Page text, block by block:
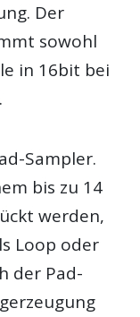
Der
sowohl
in 16bit bei
Sampler.
bis zu 14
werden,
Loop oder
der Pad-